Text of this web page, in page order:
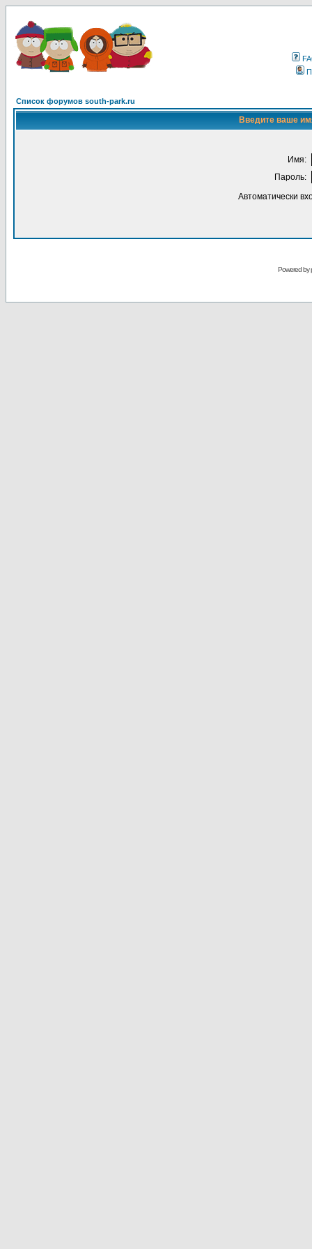
Список форумов south-park.ru
Введите ваше
Имя:
Пароль:
Автоматически
Powered by